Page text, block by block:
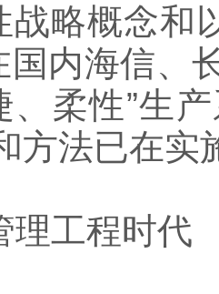
战略概念和
国内海信、
、柔性”生
方法已在实
工程时代